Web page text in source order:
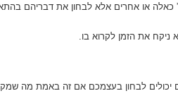
כאלה או אחרים אלא לבחון את דבריהם
את הזמן לקרוא בו.
יכולים לבחון בעצמכם אם זה באמת מה